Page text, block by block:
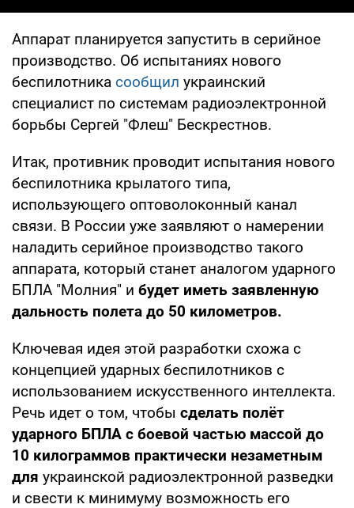
Аппарат планируется запустить в серийное
производство. Об испытаниях нового
беспилотника сообщил украинский
специалист по системам радиоэлектронной
борьбы Сергей "Флеш" Бескрестнов.
Итак, противник проводит испытания нового
беспилотника крылатого типа,
использующего оптоволоконный канал
связи. В России уже заявляют о намерении
наладить серийное производство такого
аппарата, который станет аналогом ударного
БПЛА "Молния" и будет иметь заявленную
дальность полета до 50 километров.
Ключевая идея этой разработки схожа с
концепцией ударных беспилотников с
использованием искусственного интеллекта.
Речь идет о том, чтобы сделать полёт
ударного БПЛА с боевой частью массой до
10 килограммов практически незаметным
для украинской радиоэлектронной разведки
и свести к минимуму возможность его